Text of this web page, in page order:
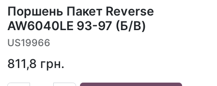
Поршень Пакет Reverse
AW6040LE 93-97 (Б/В)
US19966
811,8 грн.